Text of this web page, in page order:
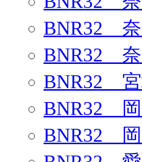
BNR32
BNR32
BNR32
BNR32
BNR32